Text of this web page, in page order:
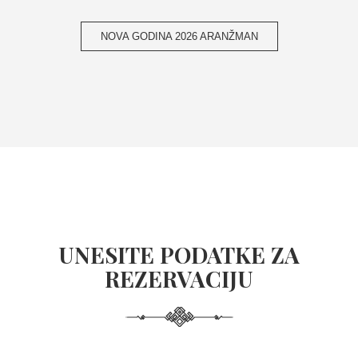
NOVA GODINA 2026 ARANŽMAN
UNESITE PODATKE ZA
REZERVACIJU